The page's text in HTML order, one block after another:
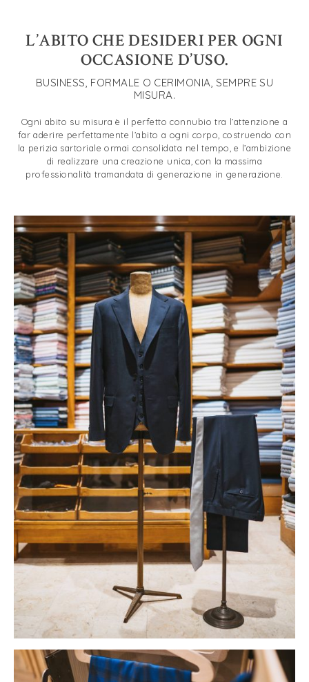
L’ABITO CHE DESIDERI PER OGNI
OCCASIONE D’USO.
BUSINESS, FORMALE O CERIMONIA, SEMPRE SU
MISURA.
Ogni abito su misura è il perfetto connubio tra l’attenzione a
far aderire perfettamente l’abito a ogni corpo, costruendo con
la perizia sartoriale ormai consolidata nel tempo, e l’ambizione
di realizzare una creazione unica, con la massima
professionalità tramandata di generazione in generazione.